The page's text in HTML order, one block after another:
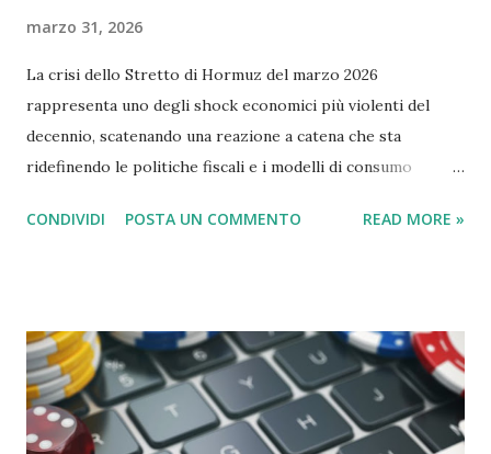
marzo 31, 2026
La crisi dello Stretto di Hormuz del marzo 2026
rappresenta uno degli shock economici più violenti del
decennio, scatenando una reazione a catena che sta
ridefinendo le politiche fiscali e i modelli di consumo
seguito dell'escalation militare tra Iran, Israele e Stati
chiusura della "giugulare del mondo" non ha colpito solo i
prezzi alla pompa, ma ha intaccato le fondamenta stesse
della stabilità sociale. 1. Tagli al Welfare e Bilanci Pubblici
Per molti governi, specialmente in Europa e nei mercati
CONDIVIDI POSTA UN COMMENTO READ MORE »